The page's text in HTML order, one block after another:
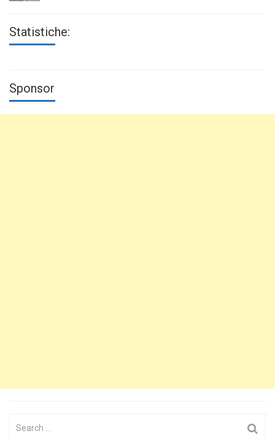
Statistiche:
Sponsor